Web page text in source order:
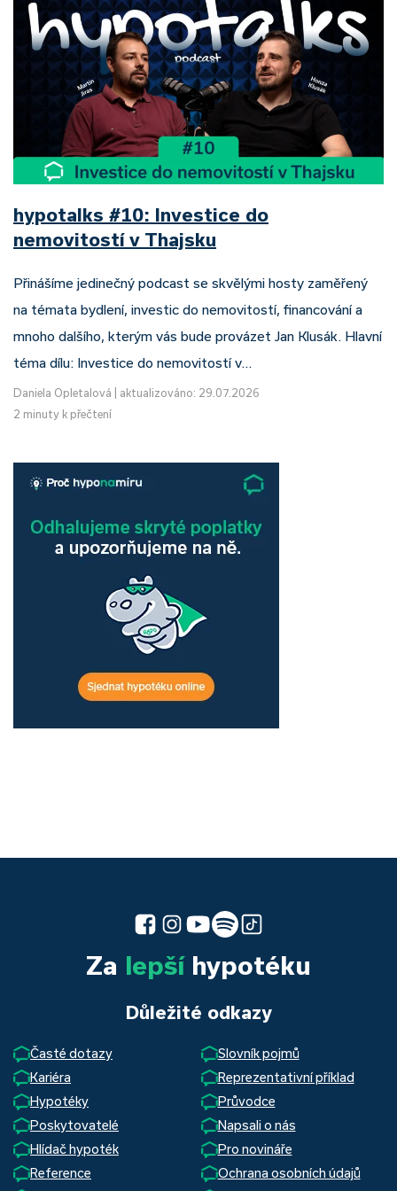
hypotalks #10: Investice do
nemovitostí v Thajsku
Přinášíme jedinečný podcast se skvělými hosty zaměřený
na témata bydlení, investic do nemovitostí, financování a
mnoho dalšího, kterým vás bude provázet Jan Klusák. Hlavní
téma dílu: Investice do nemovitostí v…
Daniela Opletalová
aktualizováno: 29.07.2026
2 minuty k přečtení
Za lepšíhypotéku
Důležité odkazy
Časté dotazy
Slovník pojmů
Kariéra
Reprezentativní příklad
Hypotéky
Průvodce
Poskytovatelé
Napsali o nás
Hlídač hypoték
Pro novináře
Reference
Ochrana osobních údajů